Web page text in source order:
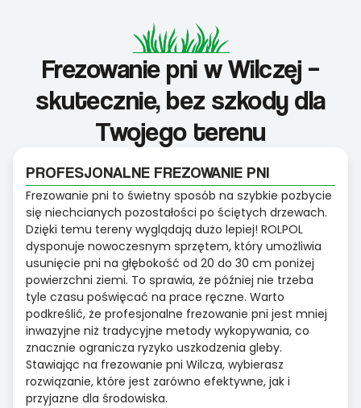
Frezowanie pni w Wilczej –
skutecznie, bez szkody dla
Twojego terenu
PROFESJONALNE FREZOWANIE PNI
Frezowanie pni to świetny sposób na szybkie pozbycie
się niechcianych pozostałości po ściętych drzewach.
Dzięki temu tereny wyglądają dużo lepiej! ROLPOL
dysponuje nowoczesnym sprzętem, który umożliwia
usunięcie pni na głębokość od 20 do 30 cm poniżej
powierzchni ziemi. To sprawia, że później nie trzeba
tyle czasu poświęcać na prace ręczne. Warto
podkreślić, że profesjonalne frezowanie pni jest mniej
inwazyjne niż tradycyjne metody wykopywania, co
znacznie ogranicza ryzyko uszkodzenia gleby.
Stawiając na frezowanie pni Wilcza, wybierasz
rozwiązanie, które jest zarówno efektywne, jak i
przyjazne dla środowiska.